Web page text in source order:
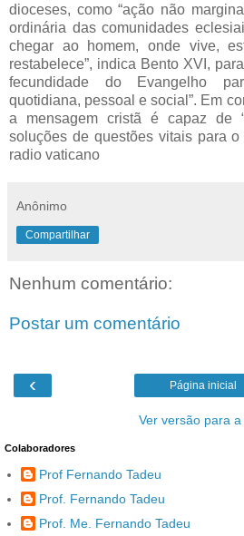
dioceses, como “ação não
ordinária das comunidades
chegar ao homem, onde vive,
restabelece”, indica Bento XVI,
fecundidade do Evangelho
quotidiana, pessoal e social”. Em
a mensagem cristã é capaz de
soluções de questões vitais para o
radio vaticano
Anônimo
Compartilhar
Nenhum comentário:
Postar um comentário
‹ Página inicial
Ver versão para a
Colaboradores
Prof Fernando Tadeu
Prof. Fernando Tadeu
Prof. Me. Fernando Tadeu